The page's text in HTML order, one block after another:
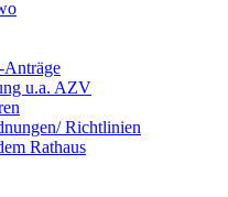
Anträge
u.a. AZV
Richtlinien
Rathaus